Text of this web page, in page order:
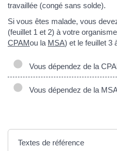
travaillée (congé sans solde).
Si vous êtes malade, vous
(feuillet 1 et 2) à votre
CPAMou la MSA) et le feuillet 3
Vous dépendez de la
Vous dépendez de la
Textes de référence